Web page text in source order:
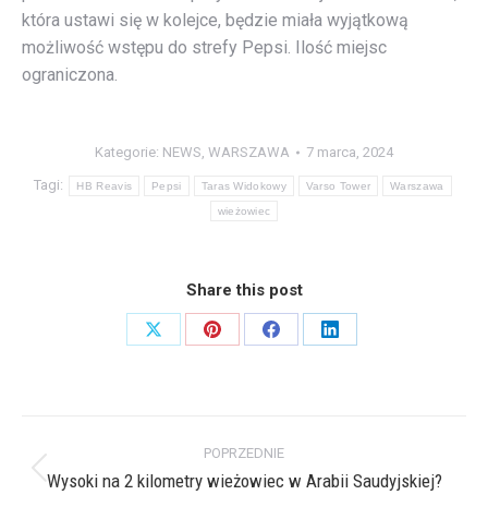
która ustawi się w kolejce, będzie miała wyjątkową
możliwość wstępu do strefy Pepsi. Ilość miejsc
ograniczona.
Kategorie: NEWS WARSZAWA 7 marca, 2024
Tagi: HB Reavis Pepsi Taras Widokowy Varso Tower Warszawa
wieżowiec
Share this post
Share
Share
Share
Share
wpisów
POPRZEDNIE
Poprzedni
Wysoki na 2 kilometry wieżowiec w Arabii Saudyjskiej?